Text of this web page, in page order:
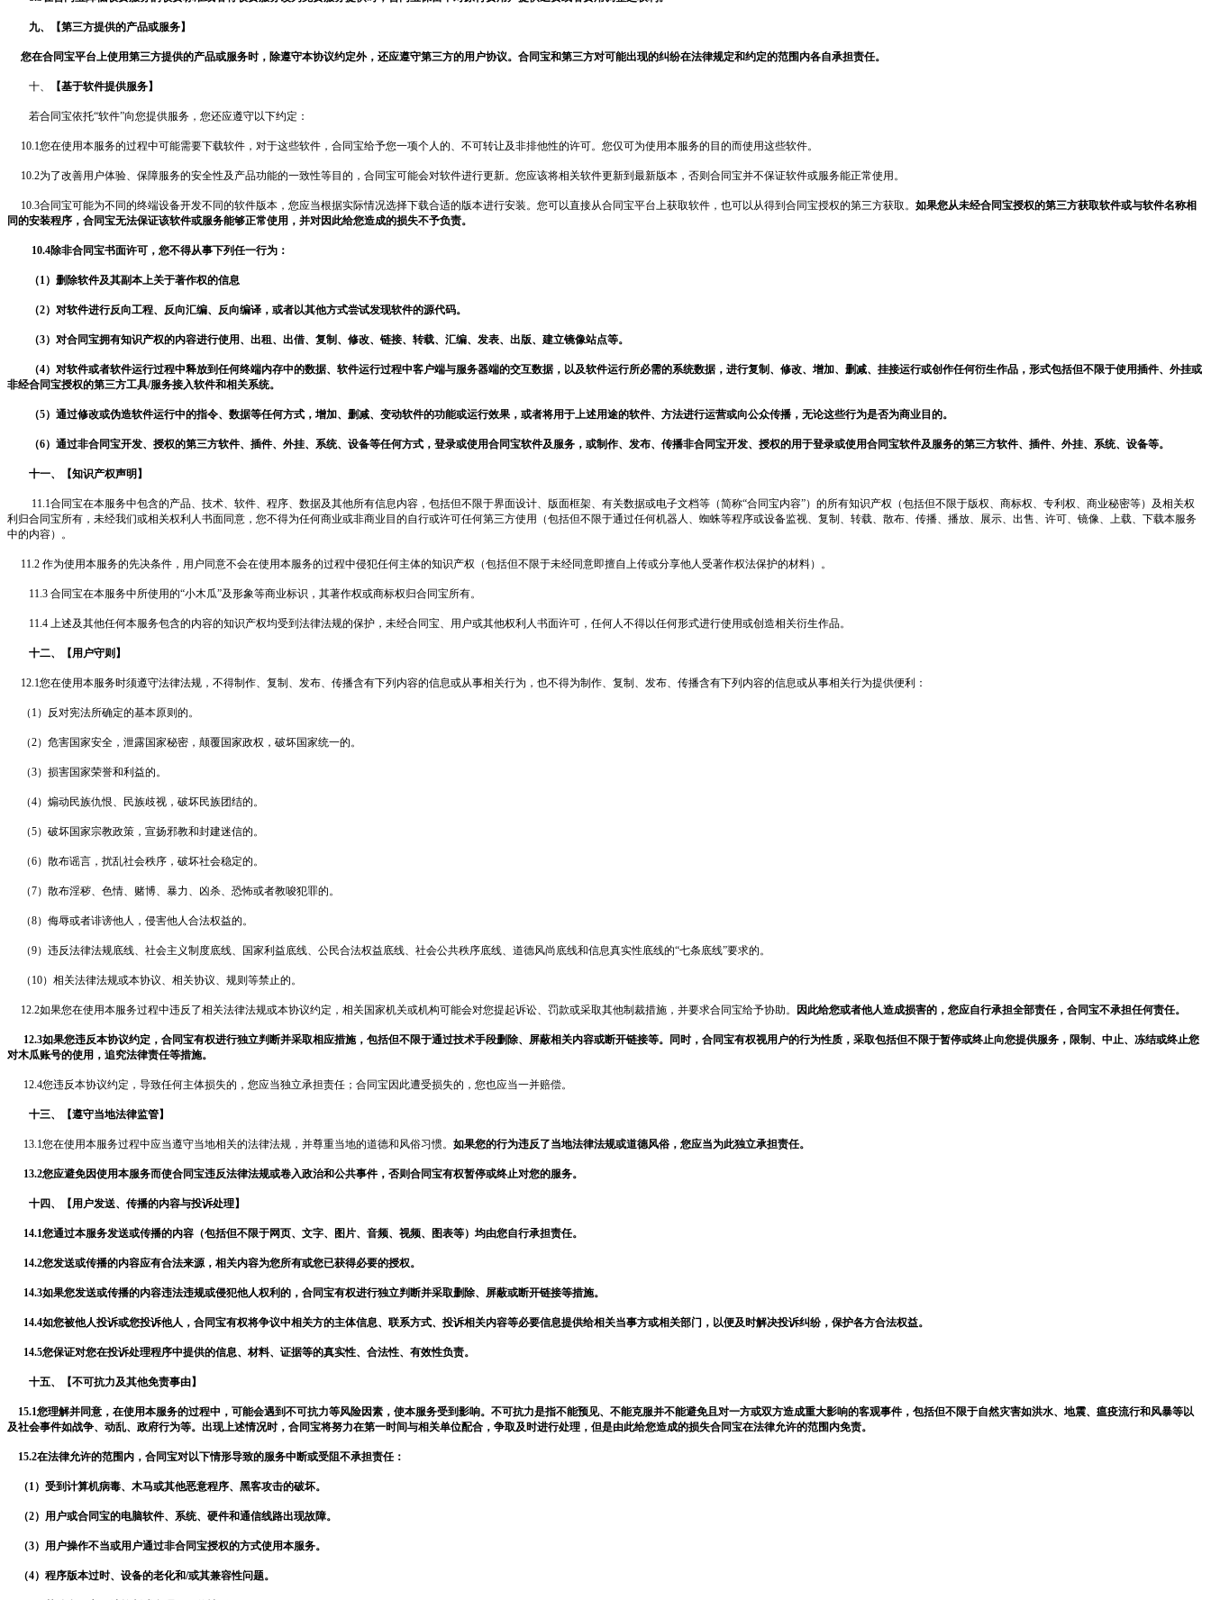
九、【第三方提供的产品或服务】
您在合同宝平台上使用第三方提供的产品或服务时，除遵守本协议约定外，还应遵守第三方的用户协议。 合同宝和第三方对可能出现的纠纷在法律规定和约定的范围内各自承担责任。
十、 【基于软件提供服务】
若合同宝依托“软件”向您提供服务，您还应遵守以下约定：
10.1您在使用本服务的过程中可能需要下载软件，对于这些软件， 合同宝给予您一项个人的、不可转让及非排他性的许可。您仅可为使用本服务的目的而使用这些软件。
10.2为了改善用户体验、保障服务的安全性及产品功能的一致性等目的， 合同宝可能会对软件进行更新。您应该将相关软件更新到最新版本，否则 合同宝并不保证软件或服务能正常使用。
10.3合同宝可能为不同的终端设备开发不同的软件版本，您应当根据实际情况选择下载合适的版本进行安装。您可以直接从合同宝平台上获取软件，也可以从得到 合同宝授权的第三方获取。 如果您从未经合同宝授权的第三方获取软件或与软件名称相
同的安装程序， 合同宝无法保证该软件或服务能够正常使用，并对因此给您造成的损失不予负责。
10.4除非合同宝书面许可，您不得从事下列任一行为：
（1） 删除软件及其副本上关于著作权的信息
（2） 对软件进行反向工程、反向汇编、反向编译，或者以其他方式尝试发现软件的源代码。
（3） 对合同宝拥有知识产权的内容进行使用、出租、出借、复制、修改、链接、转载、汇编、发表、出版、建立镜像站点等。
（4）对软件或者软件运行过程中释放到任何终端内存中的数据、软件运行过程中客户端与服务器端的交互数据，以及软件运行所必需的系统数据，进行复制、修改、增加、 删减、挂接运行或创作任何衍生作品，形式包括但不限于使用插件、外挂或
非经合同宝授权的第三方工具/服务接入软件和相关系统。
（5）通过修改或伪造软件运行中的指令、数据等任何方式，增加、 删减、变动软件的功能或运行效果，或者将用于上述用途的软件、方法进行运营或向公众传播，无论这些行为是否为商业目的。
（6）通过非合同宝开发、授权的第三方软件、插件、外挂、系统、设备等任何方式，登录或使用合同宝软件及服务，或制作、发布、传播非合同宝开发、授权的用于登录或使用合同宝软件及服务的第三方软件、插件、外挂、系统、设备等。
十一、【知识产权声明】
11.1合同宝在本服务中包含的产品、技术、软件、程序、数据及其他所有信息内容，包括但不限于界面设计、版面框架、有关数据或电子文档等（简称“合同宝内容”）的所有知识产权（包括但不限于版权、商标权、专利权、商业秘密等）及相关权
利归合同宝所有，未经我们或相关权利人书面同意，您不得为任何商业或非商业目的自行或许可任何第三方使用（包括但不限于通过任何机器人、蜘蛛等程序或设备监视、复制、转载、散布、传播、播放、展示、出售、许可、镜像、上载、下载本服务
中的内容）。
11.2 作为使用本服务的先决条件，用户同意不会在使用本服务的过程中侵犯任何主体的知识产权（包括但不限于未经同意即擅自上传或分享他人受著作权法保护的材料）。
11.3 合同宝在本服务中所使用的“小木瓜”及形象等商业标识，其著作权或商标权归合同宝所有。
11.4 上述及其他任何本服务包含的内容的知识产权均受到法律法规的保护，未经合同宝、用户或其他权利人书面许可，任何人不得以任何形式进行使用或创造相关衍生作品。
十二、【用户守则】
12.1您在使用本服务时须遵守法律法规，不得制作、复制、发布、传播含有下列内容的信息或从事相关行为，也不得为制作、复制、发布、传播含有下列内容的信息或从事相关行为提供便利：
（ 1）反对宪法所确定的基本原则的。
（2）危害国家安全，泄露国家秘密，颠覆国家政权，破坏国家统一的。
（3）损害国家荣誉和利益的。
（4）煽动民族仇恨、民族歧视，破坏民族团结的。
（5）破坏国家宗教政策，宣扬邪教和封建迷信的。
（6）散布谣言，扰乱社会秩序，破坏社会稳定的。
（7）散布淫秽、色情、赌博、暴力、凶杀、恐怖或者教唆犯罪的。
（8）侮辱或者诽谤他人，侵害他人合法权益的。
（9）违反法律法规底线、社会主义制度底线、国家利益底线、公民合法权益底线、社会公共秩序底线、道德风尚底线和信息真实性底线的“七条底线”要求的。
（ 10）相关法律法规或本协议、相关协议、规则等禁止的。
12.2如果您在使用本服务过程中违反了相关法律法规或本协议约定，相关国家机关或机构可能会对您提起诉讼、罚款或采取其他制裁措施，并要求合同宝给予协助。 因此给您或者他人造成损害的，您应自行承担全部责任， 合同宝不承担任何责任。
12.3如果您违反本协议约定， 合同宝有权进行独立判断并采取相应措施，包括但不限于通过技术手段删除、屏蔽相关内容或断开链接等。同时， 合同宝有权视用户的行为性质，采取包括但不限于暂停或终止向您提供服务，限制、中止、冻结或终止您
对木瓜账号的使用，追究法律责任等措施。
12.4您违反本协议约定，导致任何主体损失的，您应当独立承担责任； 合同宝 因此遭受损失的，您也应当一并赔偿。
十三、【遵守当地法律监管】
13.1您在使用本服务过程中应当遵守当地相关的法律法规，并尊重当地的道德和风俗习惯。 如果您的行为违反了当地法律法规或道德风俗，您应当为此独立承担责任。
13.2您应避免因使用本服务而使合同宝违反法律法规或卷入政治和公共事件，否则合同宝有权暂停或终止对您的服务。
十四、【用户发送、传播的内容与投诉处理】
14.1您通过本服务发送或传播的内容（包括但不限于网页、文字、图片、音频、视频、图表等）均由您自行承担责任。
14.2您发送或传播的内容应有合法来源，相关内容为您所有或您已获得必要的授权。
14.3如果您发送或传播的内容违法违规或侵犯他人权利的， 合同宝有权进行独立判断并采取删除、屏蔽或断开链接等措施。
14.4如您被他人投诉或您投诉他人， 合同宝有权将争议中相关方的主体信息、联系方式、投诉相关内容等必要信息提供给相关当事方或相关部门，以便及时解决投诉纠纷，保护各方合法权益。
14.5您保证对您在投诉处理程序中提供的信息、材料、证据等的真实性、合法性、有效性负责。
十五、【不可抗力及其他免责事由】
15.1您理解并同意，在使用本服务的过程中，可能会遇到不可抗力等风险因素，使本服务受到影响。不可抗力是指不能预见、不能克服并不能避免且对一方或双方造成重大影响的客观事件，包括但不限于自然灾害如洪水、地震、瘟疫流行和风暴等以
及社会事件如战争、动乱、政府行为等。出现上述情况时， 合同宝将努力在第一时间与相关单位配合，争取及时进行处理，但是由此给您造成的损失合同宝在法律允许的范围内免责。
15.2在法律允许的范围内， 合同宝对以下情形导致的服务中断或受阻不承担责任：
（1）受到计算机病毒、木马或其他恶意程序、黑客攻击的破坏。
（2）用户或合同宝的电脑软件、系统、硬件和通信线路出现故障。
（3）用户操作不当或用户通过非合同宝授权的方式使用本服务。
（4）程序版本过时、设备的老化和/或其兼容性问题。